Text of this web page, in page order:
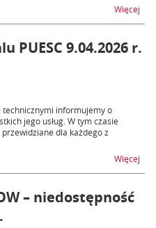
Więcej
PUESC 9.04.2026 r.
technicznymi informujemy o
jego usług. W tym czasie
dla każdego z
Więcej
– niedostępność